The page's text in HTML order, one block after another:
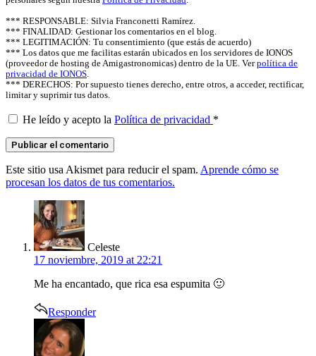
*** RESPONSABLE: Silvia Franconetti Ramírez.
*** FINALIDAD: Gestionar los comentarios en el blog.
*** LEGITIMACIÓN: Tu consentimiento (que estás de acuerdo)
*** Los datos que me facilitas estarán ubicados en los servidores de IONOS
(proveedor de hosting de Amigastronomicas) dentro de la UE. Verpolítica de
privacidad de IONOS.
*** DERECHOS: Por supuesto tienes derecho, entre otros, a acceder, rectificar,
limitar y suprimir tus datos.
He leído y acepto la Política de privacidad *
Este sitio usa Akismet para reducir el spam. Aprende cómo se
procesan los datos de tus comentarios.
Celeste
17 noviembre, 2019 at 22:21
Me ha encantado, que rica esa espumita 🙂
Responder